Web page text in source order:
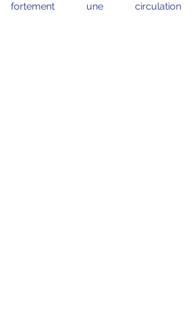
fortement une circulation